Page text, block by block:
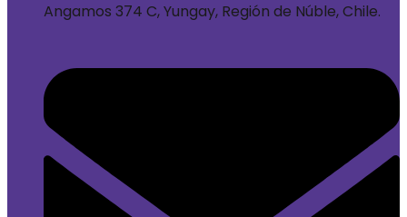
Angamos 374 C, Yungay, Región de Núble, Chile.